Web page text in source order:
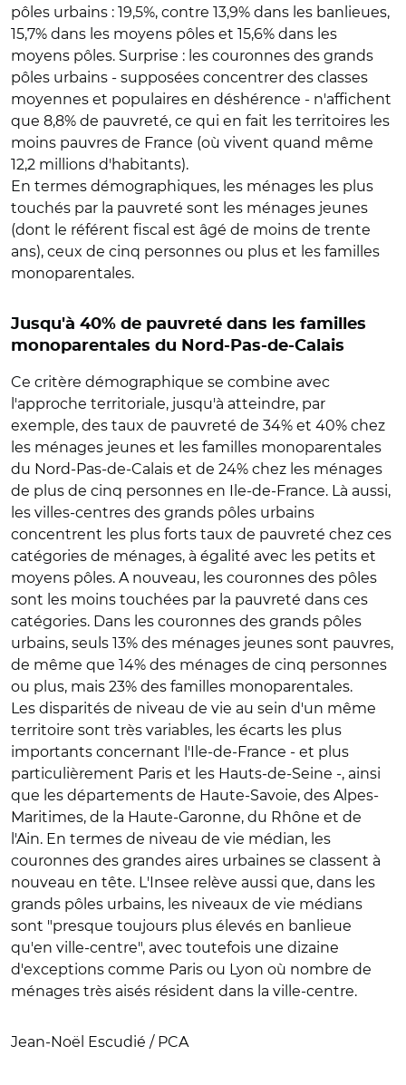
pôles urbains : 19,5%, contre 13,9% dans les banlieues,
15,7% dans les moyens pôles et 15,6% dans les
moyens pôles. Surprise : les couronnes des grands
pôles urbains - supposées concentrer des classes
moyennes et populaires en déshérence - n'affichent
que 8,8% de pauvreté, ce qui en fait les territoires les
moins pauvres de France (où vivent quand même
12,2 millions d'habitants).
En termes démographiques, les ménages les plus
touchés par la pauvreté sont les ménages jeunes
(dont le référent fiscal est âgé de moins de trente
ans), ceux de cinq personnes ou plus et les familles
monoparentales.
Jusqu'à 40% de pauvreté dans les familles
monoparentales du Nord-Pas-de-Calais
Ce critère démographique se combine avec
l'approche territoriale, jusqu'à atteindre, par
exemple, des taux de pauvreté de 34% et 40% chez
les ménages jeunes et les familles monoparentales
du Nord-Pas-de-Calais et de 24% chez les ménages
de plus de cinq personnes en Ile-de-France. Là aussi,
les villes-centres des grands pôles urbains
concentrent les plus forts taux de pauvreté chez ces
catégories de ménages, à égalité avec les petits et
moyens pôles. A nouveau, les couronnes des pôles
sont les moins touchées par la pauvreté dans ces
catégories. Dans les couronnes des grands pôles
urbains, seuls 13% des ménages jeunes sont pauvres,
de même que 14% des ménages de cinq personnes
ou plus, mais 23% des familles monoparentales.
Les disparités de niveau de vie au sein d'un même
territoire sont très variables, les écarts les plus
importants concernant l'Ile-de-France - et plus
particulièrement Paris et les Hauts-de-Seine -, ainsi
que les départements de Haute-Savoie, des Alpes-
Maritimes, de la Haute-Garonne, du Rhône et de
l'Ain. En termes de niveau de vie médian, les
couronnes des grandes aires urbaines se classent à
nouveau en tête. L'Insee relève aussi que, dans les
grands pôles urbains, les niveaux de vie médians
sont "presque toujours plus élevés en banlieue
qu'en ville-centre", avec toutefois une dizaine
d'exceptions comme Paris ou Lyon où nombre de
ménages très aisés résident dans la ville-centre.
Jean-Noël Escudié / PCA